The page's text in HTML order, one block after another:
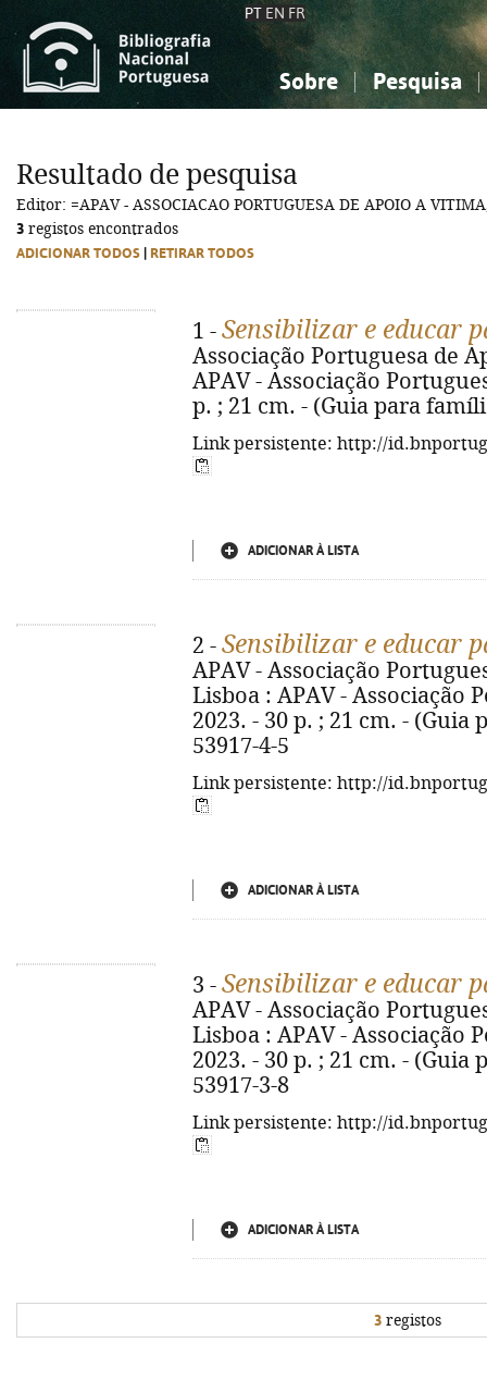
PT EN FR
Sobre Pesquisa
Ciências sociais...
Ciências sociais...
Resultado de pesquisa
Editor: =APAV - ASSOCIACAO PORTUGUESA DE APOIO A
3 registos encontrados
ADICIONAR TODOS RETIRAR TODOS
1 - Sensibilizar e educar
Associação Portuguesa de
APAV - Associação
p. ; 21 cm. - (Guia para
Link persistente: http://
ADICIONAR À LISTA
2 - Sensibilizar e educar
APAV - Associação
Lisboa : APAV - Associação
2023. - 30 p. ; 21 cm. - (Guia
53917-4-5
Link persistente: http://
ADICIONAR À LISTA
3 - Sensibilizar e educar
APAV - Associação
Lisboa : APAV - Associação
2023. - 30 p. ; 21 cm. - (Guia
53917-3-8
Link persistente: http://
ADICIONAR À LISTA
3 registos